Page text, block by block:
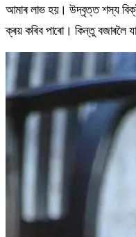
আমাৰ লাভ হয়। উদ্বৃত্ত শস্য
ক্ৰয় কৰিব পাৰো। কিন্তু বজাৰলৈ